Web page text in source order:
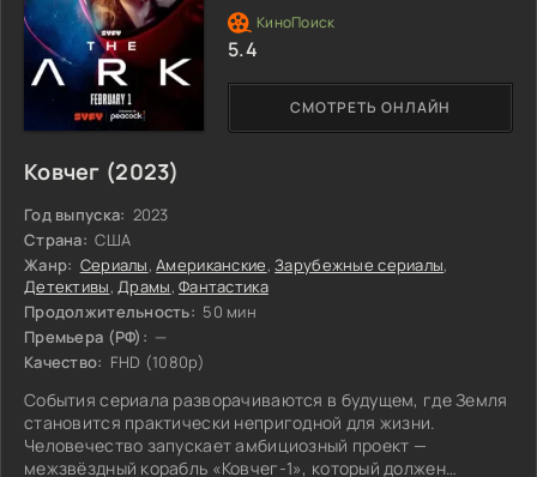
Ковчег (2023)
Год выпуска: 2023
Страна: США
Жанр: Сериалы,Американские,Зарубежные сериалы,
Детективы,Драмы,Фантастика
Продолжительность: 50 мин
Премьера (РФ): —
Качество: FHD (1080p)
События сериала разворачиваются в будущем, где Земля
становится практически непригодной для жизни.
Человечество запускает амбициозный проект —
межзвёздный корабль «Ковчег-1», который должен
СМОТРЕТЬ ОНЛАЙН
5.4